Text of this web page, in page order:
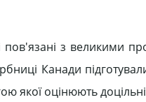
з великими
Канади
якої оцінюють